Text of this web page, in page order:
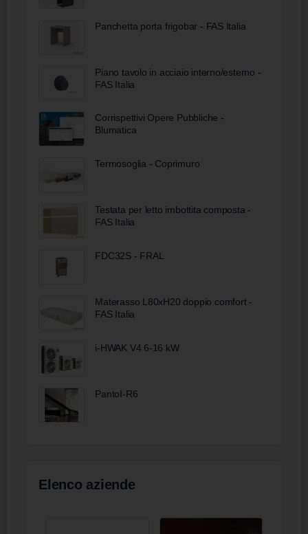
Panchetta porta frigobar - FAS Italia
Piano tavolo in acciaio interno/esterno -
FAS Italia
Corrispettivi Opere Pubbliche -
Blumatica
Termosoglia - Coprimuro
Testata per letto imbottita composta -
FAS Italia
FDC32S - FRAL
Materasso L80xH20 doppio comfort -
FAS Italia
i-HWAK V4 6-16 kW
PantoI-R6
Elenco aziende